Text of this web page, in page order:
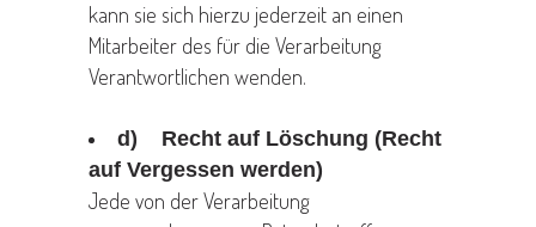
kann sie sich hierzu jederzeit an einen
Mitarbeiter des für die Verarbeitung
Verantwortlichen wenden.
d) Recht auf Löschung (Recht
auf Vergessen werden)
Jede von der Verarbeitung